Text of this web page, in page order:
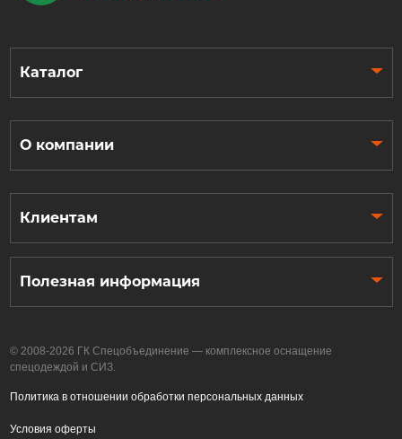
Каталог
О компании
Клиентам
Полезная информация
© 2008-2026 ГК Спецобъединение — комплексное оснащение
спецодеждой и СИЗ.
Политика в отношении обработки персональных данных
Условия оферты